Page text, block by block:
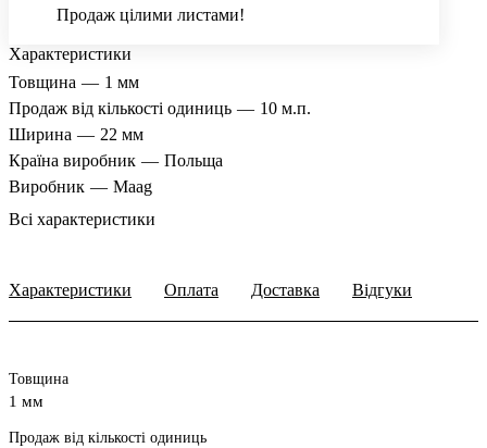
Продаж цілими листами!
Характеристики
Товщина — 1 мм
Продаж від кількості одиниць — 10 м.п.
Ширина — 22 мм
Країна виробник — Польща
Виробник — Maag
Всі характеристики
Характеристики Оплата Доставка Відгуки
Товщина
1 мм
Продаж від кількості одиниць